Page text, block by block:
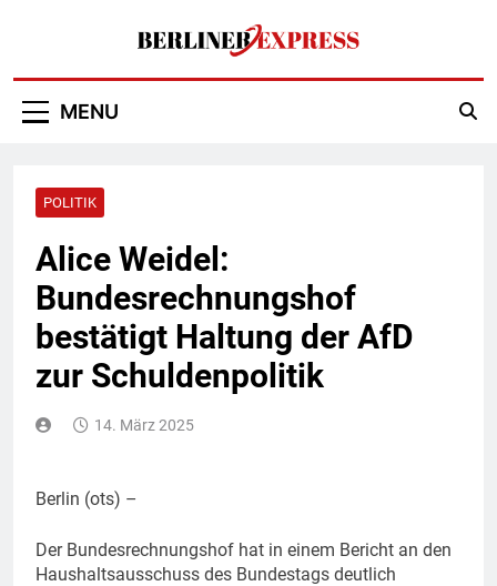
Berliner Express
MENU
POLITIK
Alice Weidel:
Bundesrechnungshof
bestätigt Haltung der AfD
zur Schuldenpolitik
14. März 2025
Berlin (ots) –
Der Bundesrechnungshof hat in einem Bericht an den
Haushaltsausschuss des Bundestags deutlich